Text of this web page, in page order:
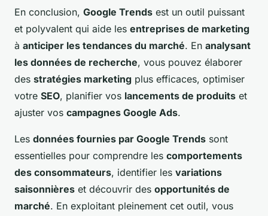
En conclusion, Google Trends est un outil puissant
et polyvalent qui aide les entreprises de marketing
à anticiper les tendances du marché. En analysant
les données de recherche, vous pouvez élaborer
des stratégies marketing plus efficaces, optimiser
votre SEO, planifier vos lancements de produits et
ajuster vos campagnes Google Ads.
Les données fournies par Google Trends sont
essentielles pour comprendre les comportements
des consommateurs, identifier les variations
saisonnières et découvrir des opportunités de
marché. En exploitant pleinement cet outil, vous